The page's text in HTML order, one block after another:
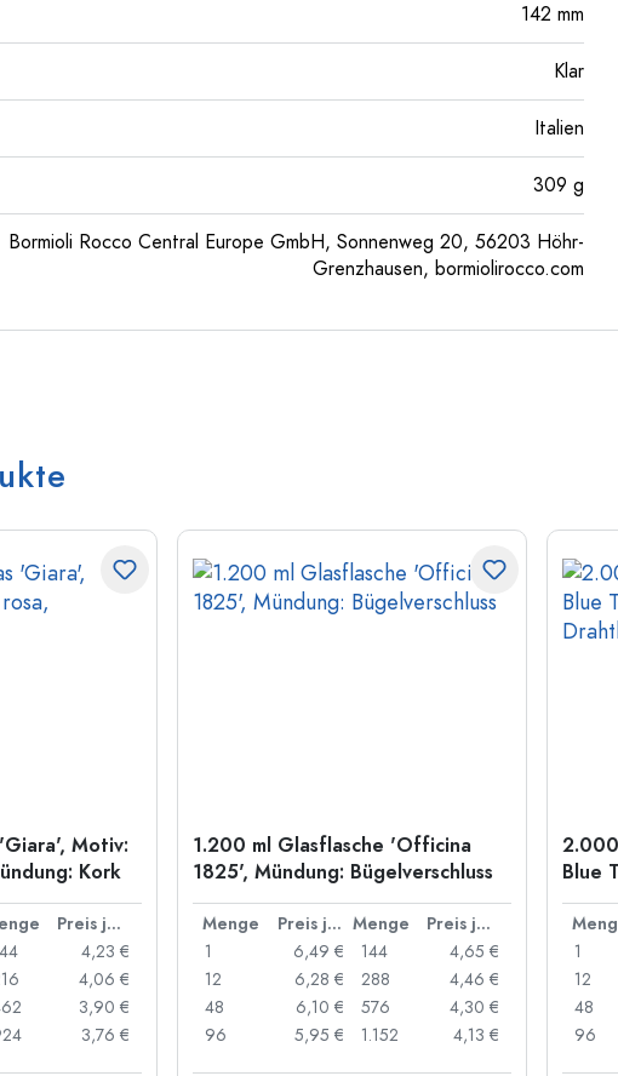
142 mm
Klar
Italien
309 g
Bormioli Rocco Central Europe GmbH, Sonnenweg 20, 56203 Höhr-
Grenzhausen, bormiolirocco.com
Motiv:
Kork
Preis je Stück
4,23 €
4,06 €
3,90 €
3,76 €
1.200 ml Glasflasche 'Officina
1825', Mündung: Bügelverschluss
Menge Preis je Stück Menge
Preis je Stück
1
6,49 €
12
6,28 €
48
6,10 €
96
5,95 €
144
4,65 €
288
4,46 €
576
4,30 €
1.152
4,13 €
Blue
1
12
48
96